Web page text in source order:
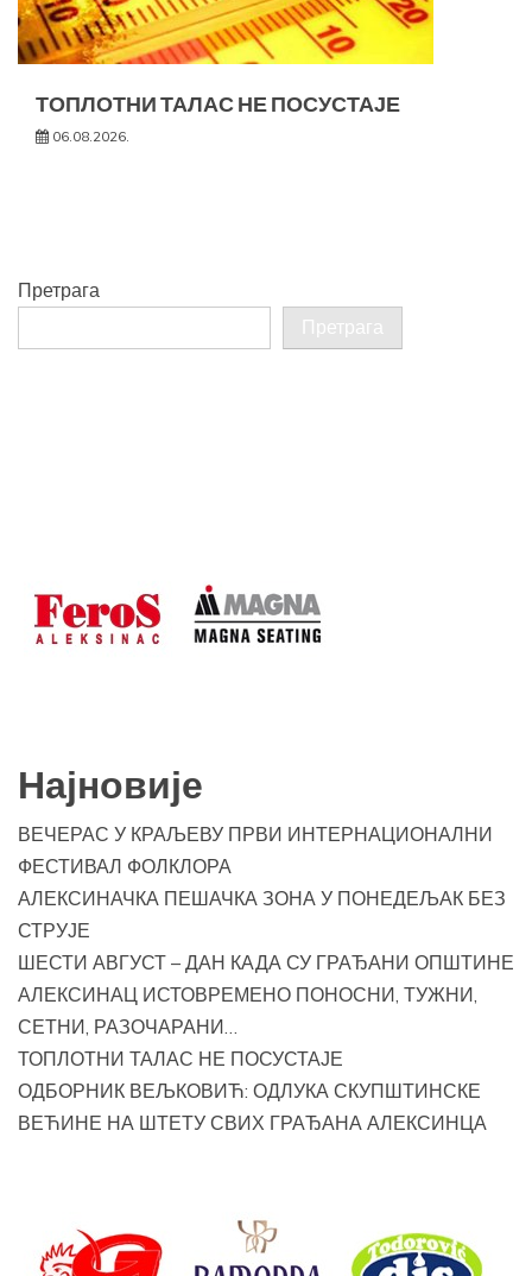
ТОПЛОТНИ ТАЛАС НЕ ПОСУСТАЈЕ
06.08.2026.
Претрага
Претрага
Најновије
ВЕЧЕРАС У КРАЉЕВУ ПРВИ ИНТЕРНАЦИОНАЛНИ
ФЕСТИВАЛ ФОЛКЛОРА
АЛЕКСИНАЧКА ПЕШАЧКА ЗОНА У ПОНЕДЕЉАК БЕЗ
СТРУЈЕ
ШЕСТИ АВГУСТ – ДАН КАДА СУ ГРАЂАНИ ОПШТИНЕ
АЛЕКСИНАЦ ИСТОВРЕМЕНО ПОНОСНИ, ТУЖНИ,
СЕТНИ, РАЗОЧАРАНИ…
ТОПЛОТНИ ТАЛАС НЕ ПОСУСТАЈЕ
ОДБОРНИК ВЕЉКОВИЋ: ОДЛУКА СКУПШТИНСКЕ
ВЕЋИНЕ НА ШТЕТУ СВИХ ГРАЂАНА АЛЕКСИНЦА